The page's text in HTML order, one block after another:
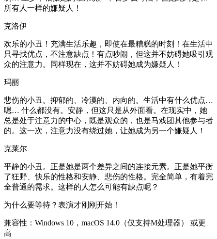
所有人一样的嫌疑人！
克洛伊
欢乐的小丑！充满生活乐趣，即使在最糟糕的时刻！在生活中
只寻找优点，不注意缺点！有点吵闹，但这并不妨碍她吸引观
众的注意力。同样现在，这并不妨碍她成为嫌疑人！
玛丽
悲伤的小丑。抑郁的、冷漠的、内向的。生活中有什么优点…
嗯… 什么都没有。安静，但这只是从外面看。在现实中，她
总是处于注意力的中心，既是观众的，也是马戏团其他参与者
的。这一次，注意力没有绕过她，让她成为另一个嫌疑人！
克莱尔
平静的小丑。正是她是两个差异之间的连接元素。正是她平衡
了狂野、快乐的性格和安静、悲伤的性格。完全简单，有着完
全普通的需求。这样的人怎么可能有缺点呢？
为什么要等待？表演才刚刚开始！
兼容性：Windows 10，macOS 14.0（仅支持M处理器） 或更
高